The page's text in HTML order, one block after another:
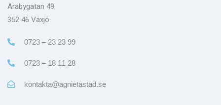
Arabygatan 49
352 46 Växjö
0723 – 23 23 99
0723 – 18 11 28
kontakta@agnietastad.se